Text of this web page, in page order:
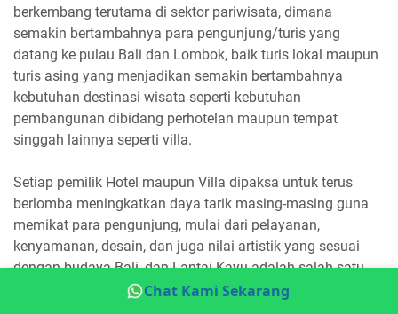
berkembang terutama di sektor pariwisata, dimana
semakin bertambahnya para pengunjung/turis yang
datang ke pulau Bali dan Lombok, baik turis lokal maupun
turis asing yang menjadikan semakin bertambahnya
kebutuhan destinasi wisata seperti kebutuhan
pembangunan dibidang perhotelan maupun tempat
singgah lainnya seperti villa.
Setiap pemilik Hotel maupun Villa dipaksa untuk terus
berlomba meningkatkan daya tarik masing-masing guna
memikat para pengunjung, mulai dari pelayanan,
kenyamanan, desain, dan juga nilai artistik yang sesuai
dengan budaya Bali, dan Lantai Kayu adalah salah satu
daya tarik yang paling berkelas di dunia perhotelan dan
Chat Kami Sekarang